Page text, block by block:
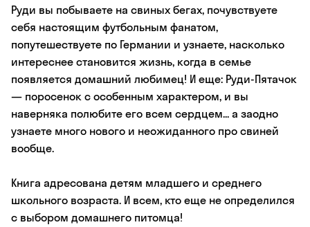
Руди вы побываете на свиных бегах, почувствуете
себя настоящим футбольным фанатом,
попутешествуете по Германии и узнаете, насколько
интереснее становится жизнь, когда в семье
появляется домашний любимец! И еще: Руди-Пятачок
— поросенок с особенным характером, и вы
наверняка полюбите его всем сердцем... а заодно
узнаете много нового и неожиданного про свиней
вообще.
Книга адресована детям младшего и среднего
школьного возраста. И всем, кто еще не определился
с выбором домашнего питомца!